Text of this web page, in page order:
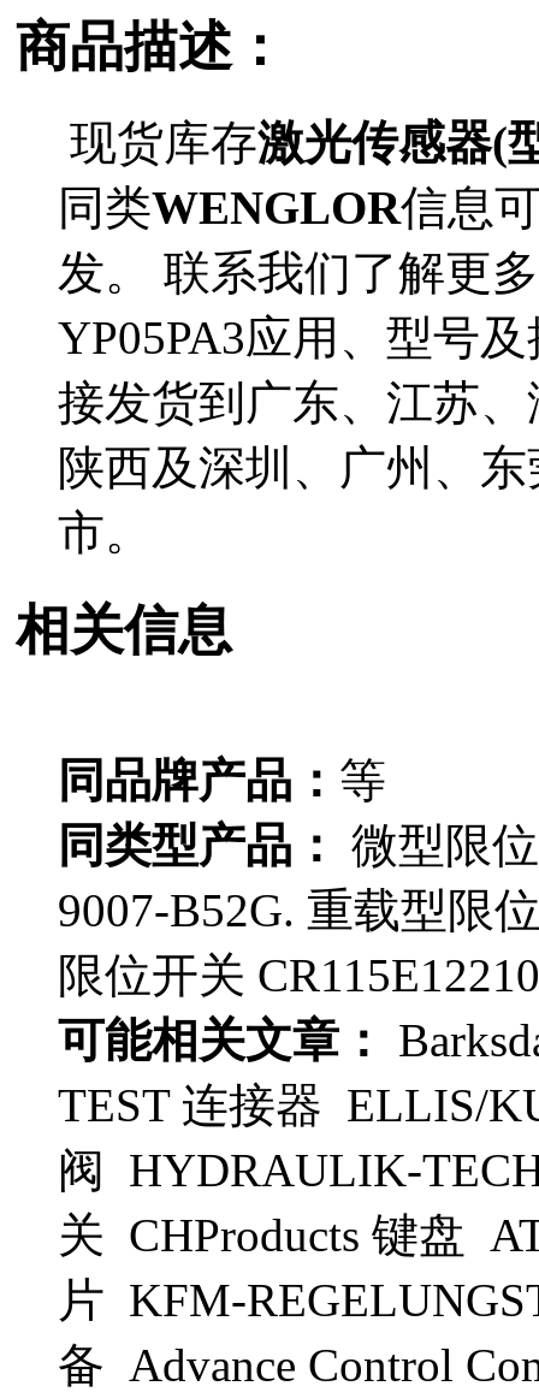
商品描述：
现货库存激光传感器(
同类WENGLOR信息
发。 联系我们了解更
YP05PA3应用、型号
接发货到广东、江苏
陕西及深圳、广州、
市。
相关信息
同品牌产品： 等
同类型产品： 微型限
9007-B52G. 重载型限
限位开关
可能相关文章：
TEST 连接器 ELLIS/
阀 HYDRAULIK-
关 CHProducts 键盘
片 KFM-
备 Advance Control